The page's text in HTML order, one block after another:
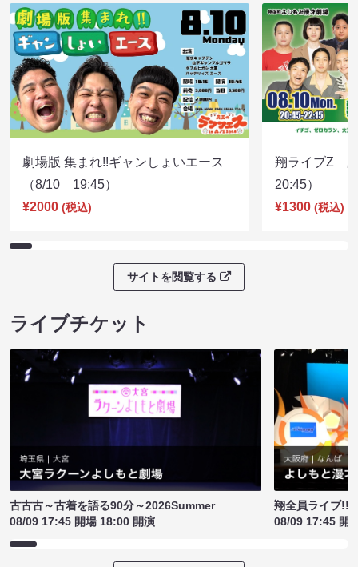
劇場版 集まれ!!ギャンしょいエース
（8/10 19:45）
¥2000 (税込)
翔ライブZ
20:45）
¥1300 (税込)
サイトを閲覧する
ライブチケット
古古古～古着を語る90分～2026Summer
08/09 17:45 開場 18:00 開演
翔全員ライブ!!!
08/09 17:45 開